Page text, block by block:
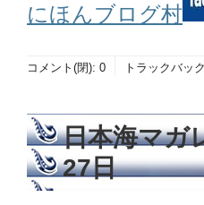
にほんブログ村
コメント(閉): 0 トラックバッ
日本海マガ
27日